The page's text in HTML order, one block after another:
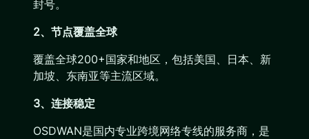
封号。
2、节点覆盖全球
覆盖全球200+国家和地区，包括美国、日本、新
加坡、东南亚等主流区域。
3、连接稳定
OSDWAN是国内专业跨境网络专线的服务商，是